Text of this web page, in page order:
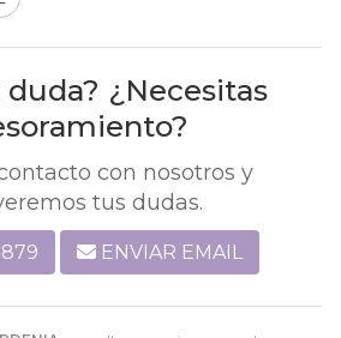
¿Necesitas
con nosotros y
tus dudas.
ENVIAR EMAIL